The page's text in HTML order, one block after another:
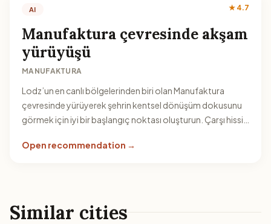
AI ★ 4.7
Manufaktura çevresinde akşam
yürüyüşü
MANUFAKTURA
Lodz’un en canlı bölgelerinden biri olan Manufaktura
çevresinde yürüyerek şehrin kentsel dönüşüm dokusunu
görmek için iyi bir başlangıç noktası oluşturun. Çarşı hissi
gözlemleyin.
Open recommendation →
Similar cities